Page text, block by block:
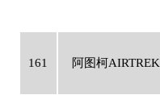
161 阿图柯AIRTREK